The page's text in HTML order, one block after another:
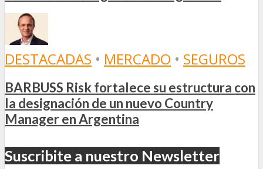
DESTACADAS • MERCADO • SEGUROS
BARBUSS Risk fortalece su estructura con
la designación de un nuevo Country
Manager en Argentina
Suscribite a nuestro Newsletter